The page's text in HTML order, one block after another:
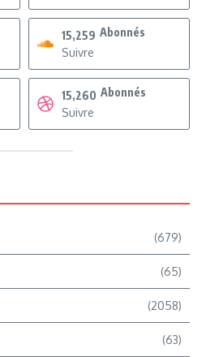
15,259 Abonnés
Suivre
15,260 Abonnés
Suivre
(679)
(65)
(2058)
(63)